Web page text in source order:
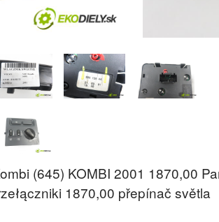
(645) KOMBI 2001 1870,00
1870,00 přepínač světla